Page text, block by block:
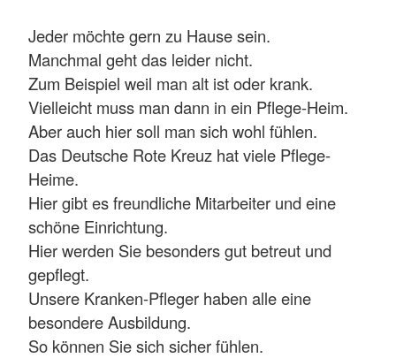
Jeder möchte gern zu Hause sein.
Manchmal geht das leider nicht.
Zum Beispiel weil man alt ist oder krank.
Vielleicht muss man dann in ein Pflege-Heim.
Aber auch hier soll man sich wohl fühlen.
Das Deutsche Rote Kreuz hat viele Pflege-
Heime.
Hier gibt es freundliche Mitarbeiter und eine
schöne Einrichtung.
Hier werden Sie besonders gut betreut und
gepflegt.
Unsere Kranken-Pfleger haben alle eine
besondere Ausbildung.
So können Sie sich sicher fühlen.